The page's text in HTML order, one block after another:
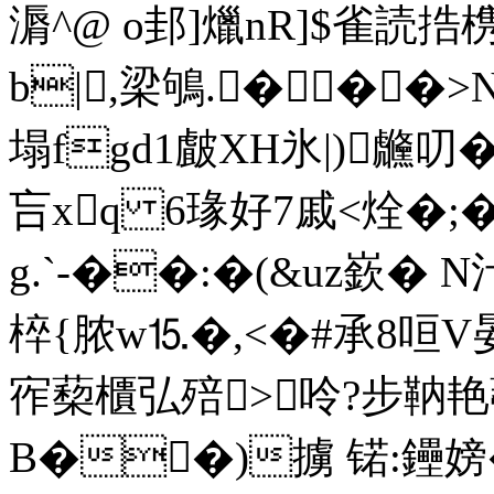
漘^@ o邽]爉nR]$雀
b|,梁鴝.��
塌fgd1皻XH氷|)
吂xq 6瑑好7戚<烇
g.`-��:�(&uz嶔� N
椊{脓w⒖�,<�#承8咺V
宱蔾櫃弘殕>呤?步靹
B��)擄 锘:鑸嫎